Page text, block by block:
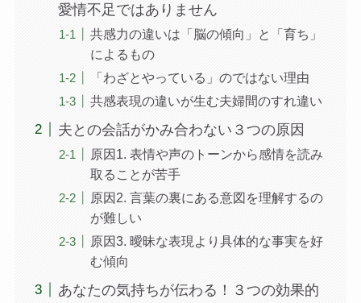
愛情不足ではありません
共感力の違いは「脳の傾向」と「育ち」
によるもの
「わざとやっている」のではない理由
共感表現の違いが生む夫婦間のすれ違い
夫との会話がかみ合わない３つの原因
原因1. 表情や声のトーンから感情を読み
取ることが苦手
原因2. 言葉の裏にある意図を理解するの
が難しい
原因3. 曖昧な表現より具体的な事実を好
む傾向
あなたの気持ちが伝わる！３つの効果的